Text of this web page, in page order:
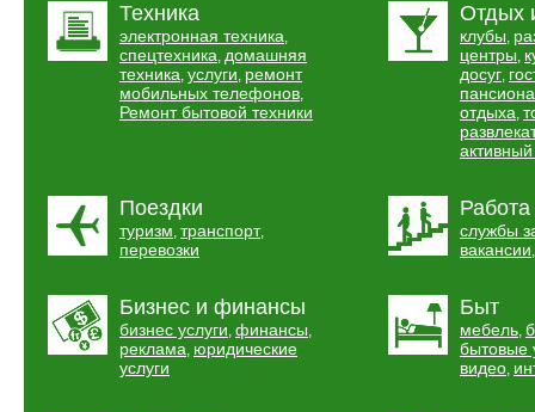
Техника
электронная техника,
спецтехника, домашняя
техника, услуги, ремонт
мобильных телефонов,
Ремонт бытовой техники
Отдых
клубы,
центры,
досуг,
отдыха,
Поездки
туризм, транспорт,
перевозки
Работа
службы
вакансии
Бизнес и финансы
бизнес услуги, финансы,
реклама, юридические
услуги
Быт
мебель,
бытовые
видео,